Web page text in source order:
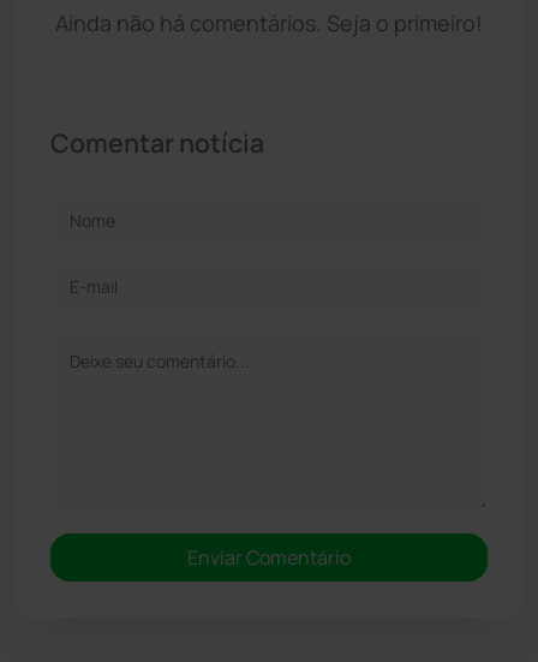
Ainda não há comentários. Seja o primeiro!
Comentar notícia